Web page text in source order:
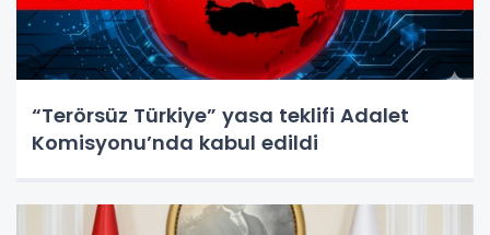
“Terörsüz Türkiye” yasa teklifi Adalet
Komisyonu’nda kabul edildi